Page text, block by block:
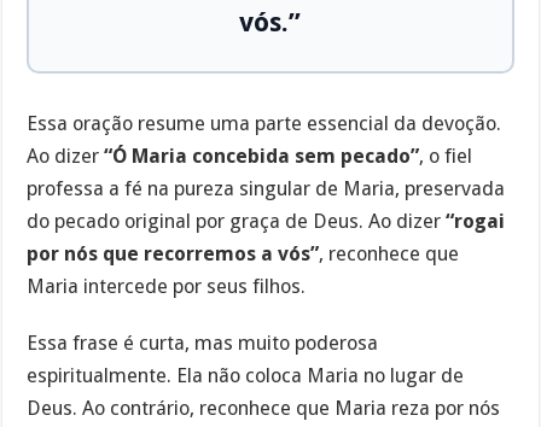
vós.”
Essa oração resume uma parte essencial da devoção.
Ao dizer“Ó Maria concebida sem pecado”, o fiel
professa a fé na pureza singular de Maria, preservada
do pecado original por graça de Deus. Ao dizer“rogai
por nós que recorremos a vós”, reconhece que
Maria intercede por seus filhos.
Essa frase é curta, mas muito poderosa
espiritualmente. Ela não coloca Maria no lugar de
Deus. Ao contrário, reconhece que Maria reza por nós